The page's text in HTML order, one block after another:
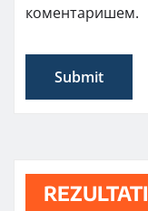
коментаришем.
REZULTATI